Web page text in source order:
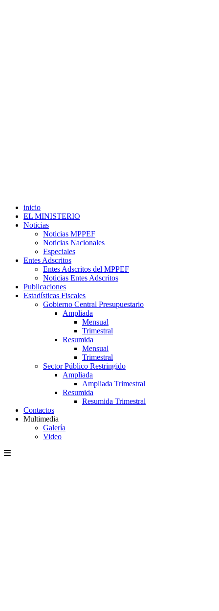
inicio
EL MINISTERIO
Noticias
Noticias MPPEF
Noticias Nacionales
Especiales
Entes Adscritos
Entes Adscritos del MPPEF
Noticias Entes Adscritos
Publicaciones
Estadísticas Fiscales
Gobierno Central Presupuestario
Ampliada
Mensual
Trimestral
Resumida
Mensual
Trimestral
Sector Público Restringido
Ampliada
Ampliada Trimestral
Resumida
Resumida Trimestral
Contactos
Multimedia
Galería
Video